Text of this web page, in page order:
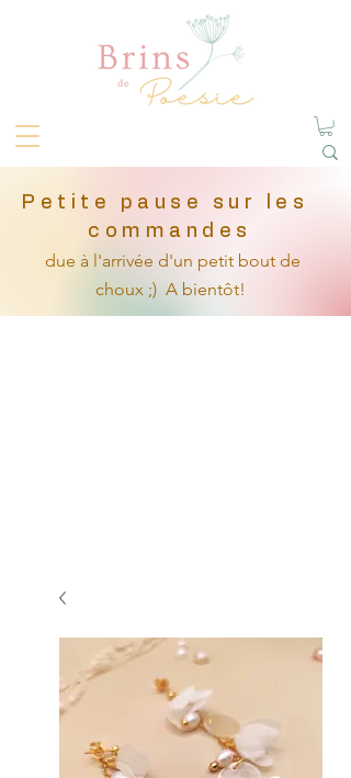
Petite pause sur les
commandes
due à l'arrivée d'un petit bout de
choux ;) A bientôt!